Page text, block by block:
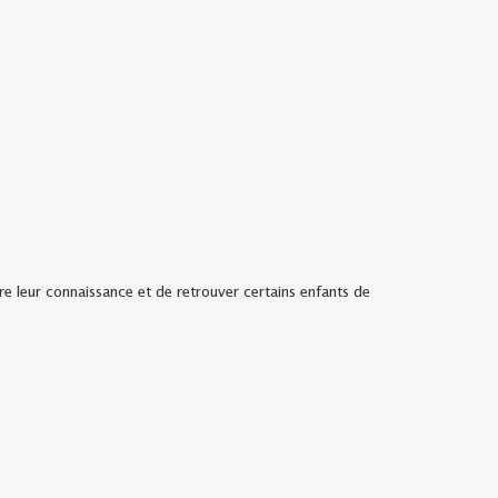
leur connaissance et de retrouver certains enfants de